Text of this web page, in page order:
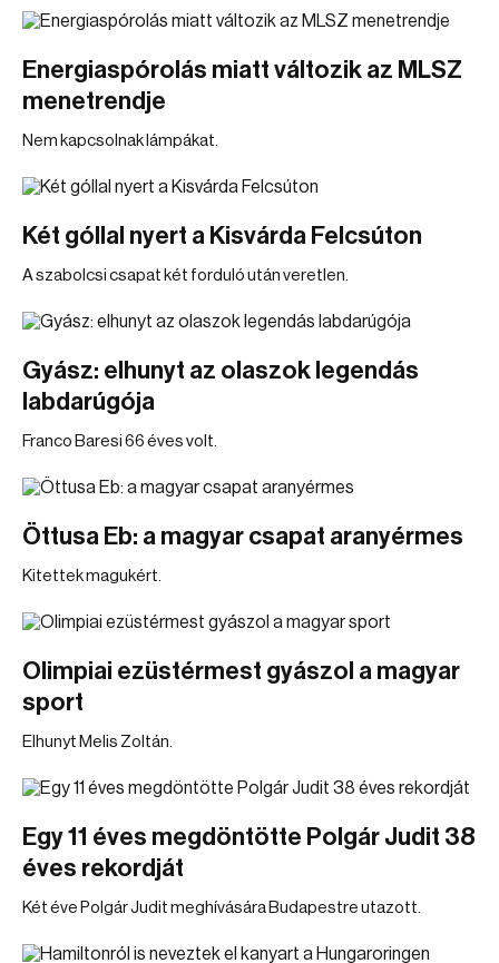
Energiaspórolás miatt változik az MLSZ
menetrendje
Nem kapcsolnak lámpákat.
Két góllal nyert a Kisvárda Felcsúton
A szabolcsi csapat két forduló után veretlen.
Gyász: elhunyt az olaszok legendás
labdarúgója
Franco Baresi 66 éves volt.
Öttusa Eb: a magyar csapat aranyérmes
Kitettek magukért.
Olimpiai ezüstérmest gyászol a magyar
sport
Elhunyt Melis Zoltán.
Egy 11 éves megdöntötte Polgár Judit 38
éves rekordját
Két éve Polgár Judit meghívására Budapestre utazott.